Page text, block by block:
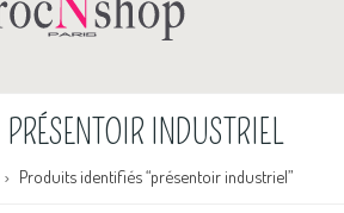
PRÉSENTOIR INDUSTRIEL
Produits identifiés “présentoir industriel”